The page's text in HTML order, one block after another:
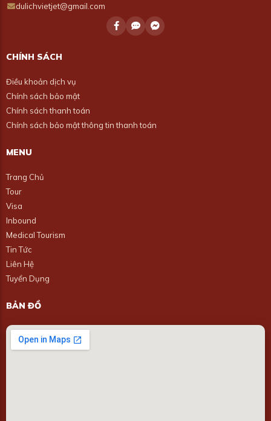
dulichvietjet@gmail.com
CHÍNH SÁCH
Điều khoản dịch vụ
Chính sách bảo mật
Chính sách thanh toán
Chính sách bảo mật thông tin thanh toán
MENU
Trang Chủ
Tour
Visa
Inbound
Medical Tourism
Tin Tức
Liên Hệ
Tuyển Dụng
BẢN ĐỒ